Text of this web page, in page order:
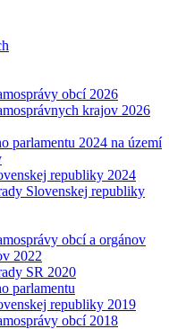
obcí 2026
krajov 2026
parlamentu 2024 na území
republiky 2024
Slovenskej republiky
obcí a orgánov
2022
SR 2020
parlamentu
republiky 2019
obcí 2018